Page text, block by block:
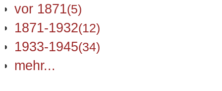
vor 1871(5)
1871-1932(12)
1933-1945(34)
mehr...